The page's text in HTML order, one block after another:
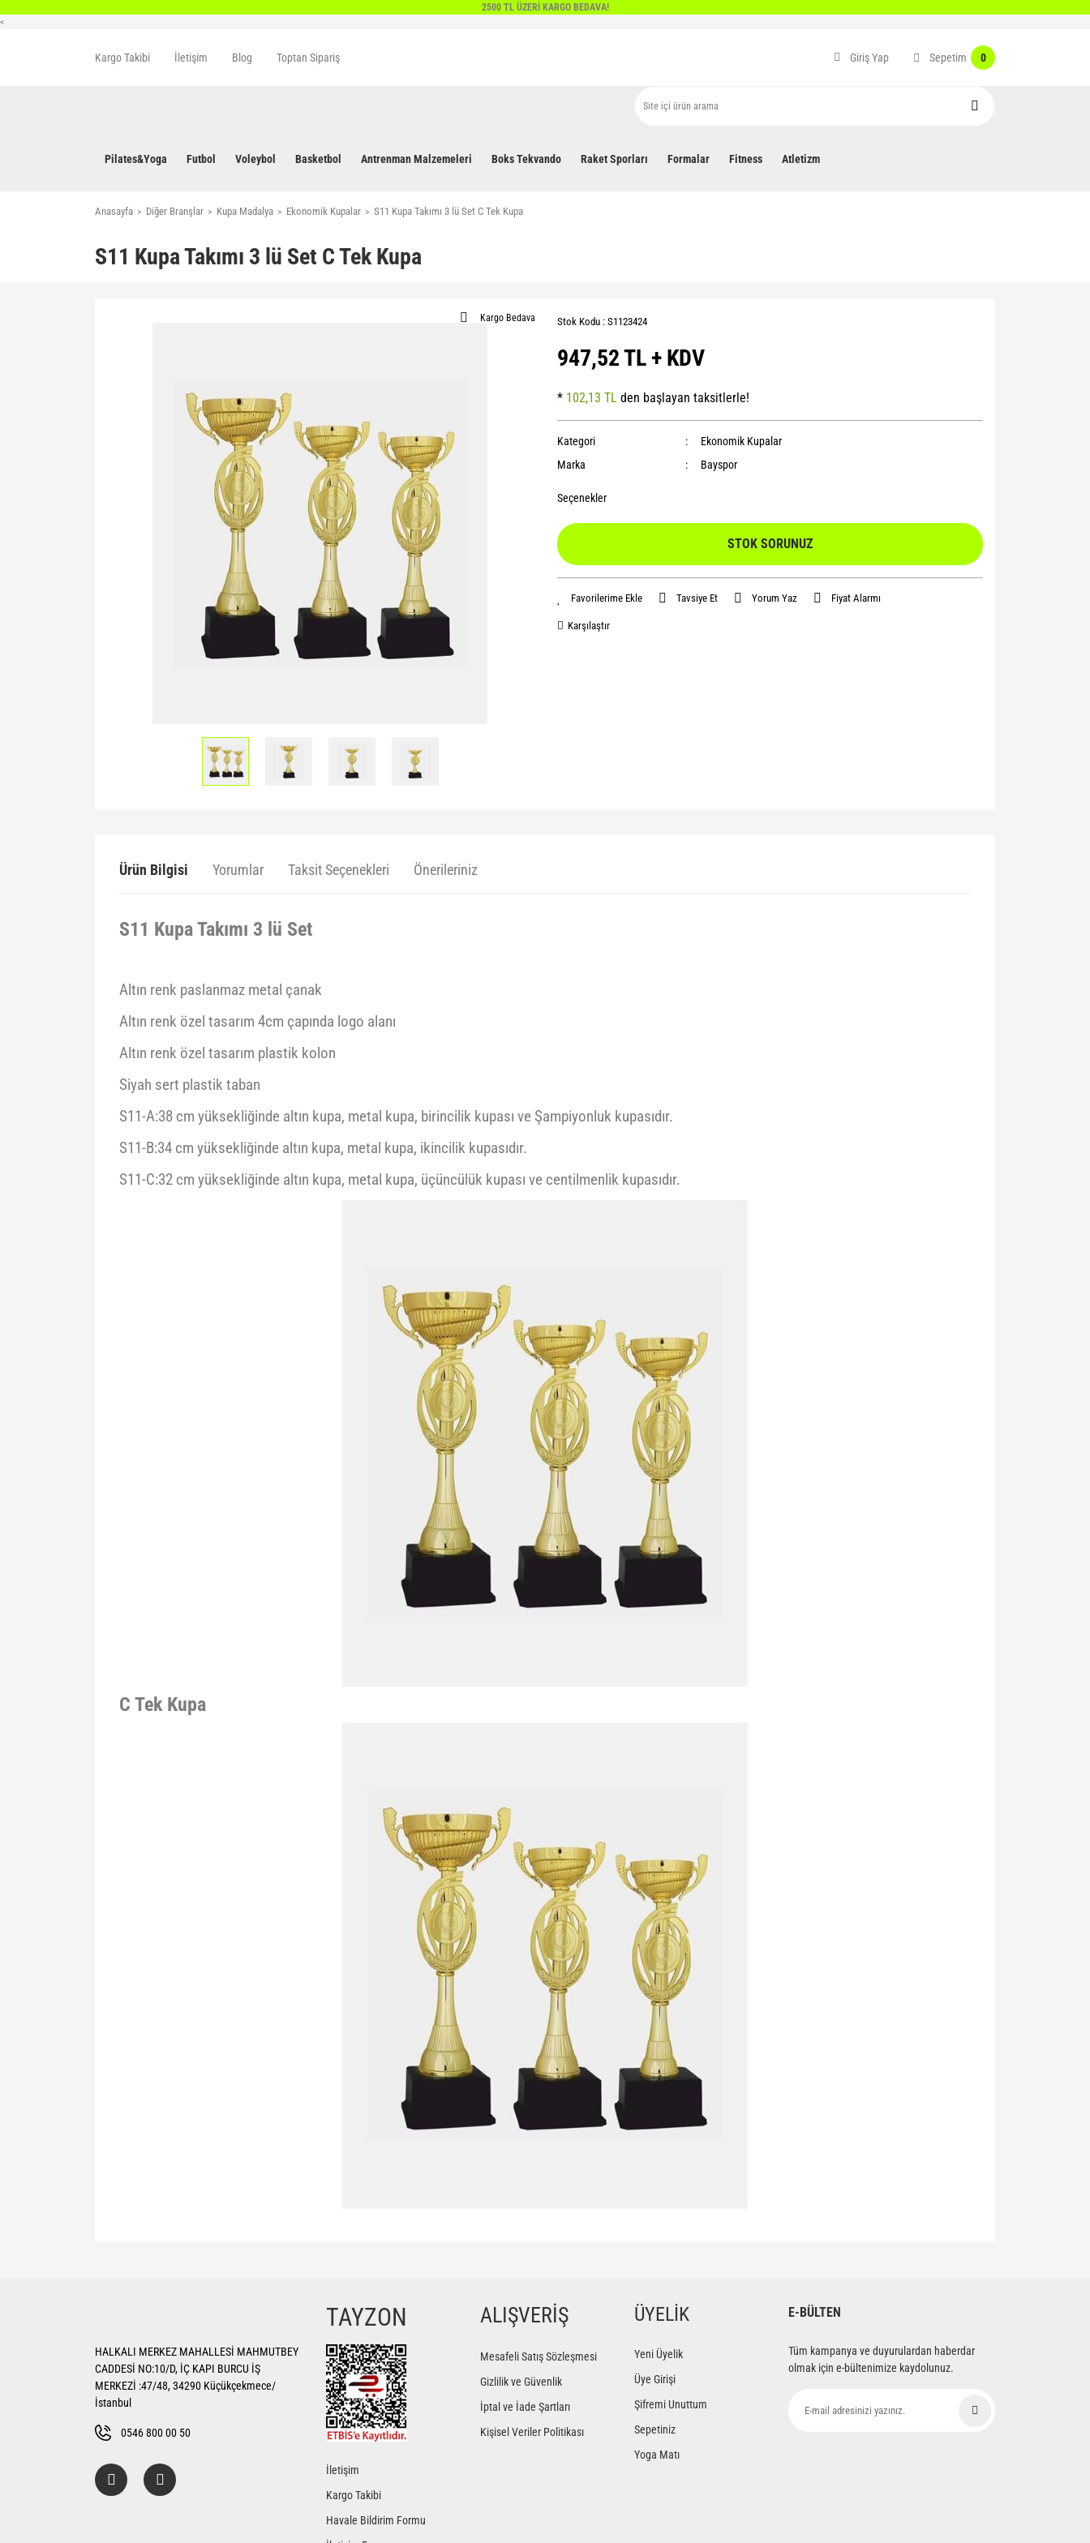
2500 TL ÜZERİ KARGO BEDAVA!
<
Kargo Takibi İletişim Blog Toptan Sipariş Giriş Yap Sepetim 0
Pilates&Yoga Futbol Voleybol Basketbol Antrenman Malzemeleri Boks Tekvando Raket Sporları Formalar Fitness Atletizm
Anasayfa Diğer Branşlar Kupa Madalya Ekonomik Kupalar S11 Kupa Takımı 3 lü Set C Tek Kupa
S11 Kupa Takımı 3 lü Set C Tek Kupa
Kargo Bedava Stok Kodu : S1123424
947,52 TL + KDV
* 102,13 TL den başlayan taksitlerle!
Kategori
Ekonomik Kupalar
Marka
Bayspor
Seçenekler
STOK SORUNUZ
Tavsiye Et Yorum Yaz Fiyat Alarmı
Karşılaştır
Ürün Bilgisi Yorumlar Taksit Seçenekleri Önerileriniz
S11 Kupa Takımı 3 lü Set
Altın renk paslanmaz metal çanak
Altın renk özel tasarım 4cm çapında logo alanı
Altın renk özel tasarım plastik kolon
Siyah sert plastik taban
S11-A:38 cm yüksekliğinde altın kupa, metal kupa, birincilik kupası ve Şampiyonluk kupasıdır.
S11-B:34 cm yüksekliğinde altın kupa, metal kupa, ikincilik kupasıdır.
S11-C:32 cm yüksekliğinde altın kupa, metal kupa, üçüncülük kupası ve centilmenlik kupasıdır.
C Tek Kupa
Yorum Yaz
Ürün resmi kalitesiz, bozuk veya görüntülenemiyor.
Ürün bilgilerinde hatalar bulunuyor.
Ürün fiyatı diğer sitelerden daha pahalı.
HALKALI MERKEZ MAHALLESİ MAHMUTBEY
CADDESİ NO:10/D, İÇ KAPI BURCU İŞ
MERKEZİ :47/48, 34290 Küçükçekmece/
İstanbul
0546 800 00 50
TAYZON
İletişim
Kargo Takibi
Havale Bildirim Formu
ALIŞVERİŞ
Mesafeli Satış Sözleşmesi
Gizlilik ve Güvenlik
İptal ve İade Şartları
Kişisel Veriler Politikası
ÜYELİK
Yeni Üyelik
Üye Girişi
Şifremi Unuttum
Sepetiniz
Yoga Matı
E-BÜLTEN
Tüm kampanya ve duyurulardan haberdar
olmak için e-bültenimize kaydolunuz.